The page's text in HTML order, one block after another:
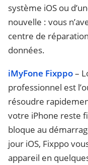
système iOS ou
nouvelle : vous
centre de
données.
iMyFone Fixppo–
professionnel est
résoudre
votre iPhone reste
bloque au
jour iOS, Fixppo
appareil en